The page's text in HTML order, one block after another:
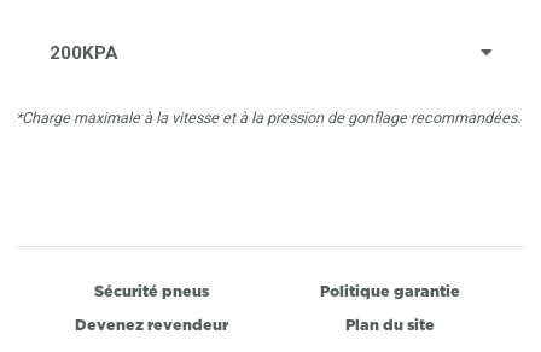
200KPA
*Charge maximale à la vitesse et à la pression de gonflage recommandées.
Sécurité pneus
Politique garantie
Devenez revendeur
Plan du site